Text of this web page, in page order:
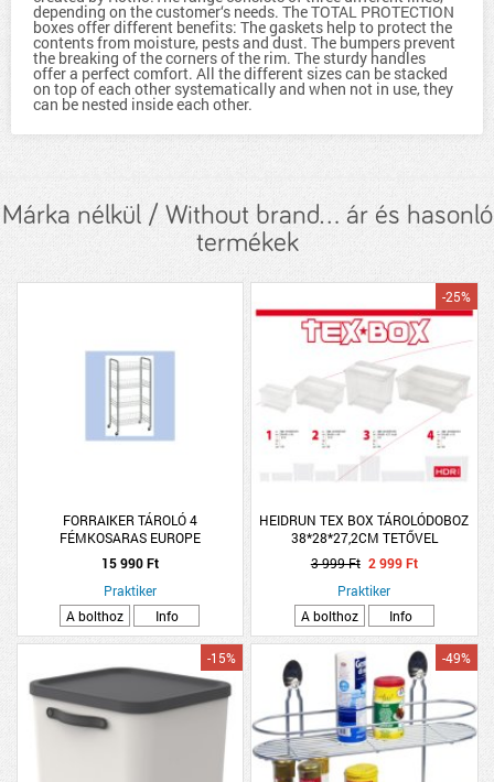
depending on the customer‘s needs. The TOTAL PROTECTION
boxes offer different benefits: The gaskets help to protect the
contents from moisture, pests and dust. The bumpers prevent
the breaking of the corners of the rim. The sturdy handles
offer a perfect comfort. All the different sizes can be stacked
on top of each other systematically and when not in use, they
can be nested inside each other.
Márka nélkül / Without brand... ár és hasonló
termékek
FORRAIKER TÁROLÓ 4
FÉMKOSARAS EUROPE
15 990 Ft
Praktiker
A bolthoz
Info
HEIDRUN TEX BOX TÁROLÓDOBOZ
38*28*27,2CM TETŐVEL
-25%
3 999 Ft 2 999 Ft
Praktiker
A bolthoz
Info
-15% -49%